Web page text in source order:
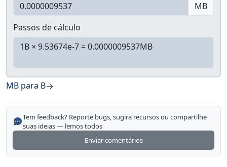
MB
Passos de cálculo
MB para B
Tem feedback? Reporte bugs, sugira recursos ou compartilhe
suas ideias — lemos todos
Enviar comentários